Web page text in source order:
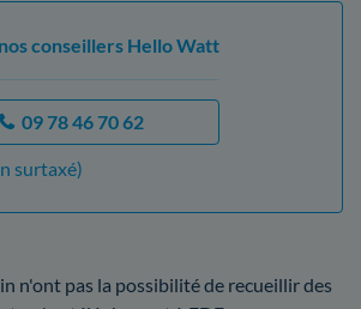
conseillers Hello Watt
09 78 46 70 62
surtaxé)
n'ont pas la possibilité de recueillir des